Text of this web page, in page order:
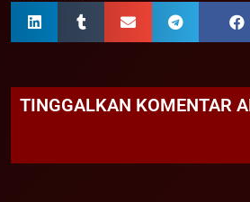
TINGGALKAN KOMENTAR